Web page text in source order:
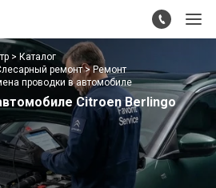
Каталог
ремонт
Ремонт
проводки в автомобиле
Citroen Berlingo